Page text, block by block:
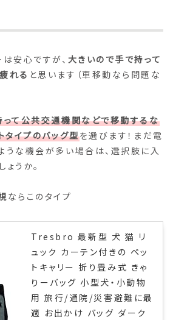
安心ですが、 大きいので手で持って
れる と思います（車移動なら問題な
って公共交通機関などで移動するな
タイプのバッグ型を選びます！まだ電
うな機会が多い場合は、選択肢に入
うか。
ならこのタイプ
Tresbro 最新型 犬 猫 リ
ュック カーテン付きの ペッ
トキャリー 折り畳み式 きゃ
りーバッグ 小型犬・小動物
用 旅行/通院/災害避難に最
適 お出かけ バッグ ダーク